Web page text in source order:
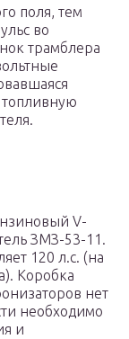
поля, тем
во
трамблера
V-
ЗМЗ-53-11.
120 л.с. (на
Коробка
нет
необходимо
и